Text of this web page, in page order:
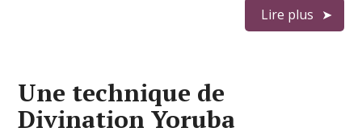
Lire plus
Une technique de
Divination Yoruba